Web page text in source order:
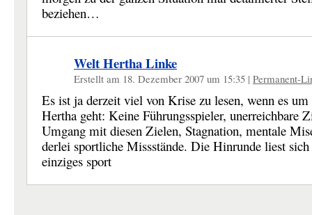
beziehen…
Welt Hertha Linke
Erstellt am 18. Dezember 2007 um 15:35 | Permanent-
Es ist ja derzeit viel von Krise zu lesen, wenn es um
Hertha geht: Keine Führungsspieler, unerreichbare
Umgang mit diesen Zielen, Stagnation, mentale
derlei sportliche Missstände. Die Hinrunde liest
einziges sport